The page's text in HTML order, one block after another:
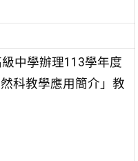
中學辦理113學年度
然科教學應用簡介」教